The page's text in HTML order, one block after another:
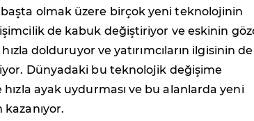
olmak üzere birçok yeni teknolojinin
de kabuk değiştiriyor ve eskinin
dolduruyor ve yatırımcıların ilgisinin
Dünyadaki bu teknolojik değişime
ayak uydurması ve bu alanlarda yeni
kazanıyor.